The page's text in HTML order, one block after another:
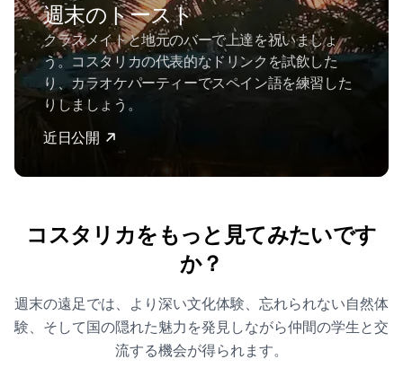
週末のトースト
クラスメイトと地元のバーで上達を祝いましょ
う。コスタリカの代表的なドリンクを試飲した
り、カラオケパーティーでスペイン語を練習した
りしましょう。
近日公開
コスタリカをもっと見てみたいです
か？
週末の遠足では、より深い文化体験、忘れられない自然体
験、そして国の隠れた魅力を発見しながら仲間の学生と交
流する機会が得られます。